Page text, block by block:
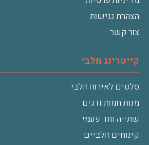
הצהרת נגישות
צור קשר
קייטרינג חלבי
סלטים לאירוח חלבי
מנות חמות ודגים
שתייה וחד פעמי
קינוחים חלביים